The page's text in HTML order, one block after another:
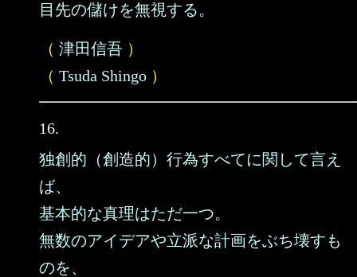
目先の儲けを無視する。
（ 津田信吾 ）
（ Tsuda Shingo ）
16.
独創的（創造的）行為すべてに関して言え
ば、
基本的な真理はただ一つ。
無数のアイデアや立派な計画をぶち壊すも
のを、